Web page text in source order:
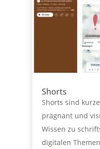
Shorts
Shorts sind
prägnant und
Wissen zu
digitalen